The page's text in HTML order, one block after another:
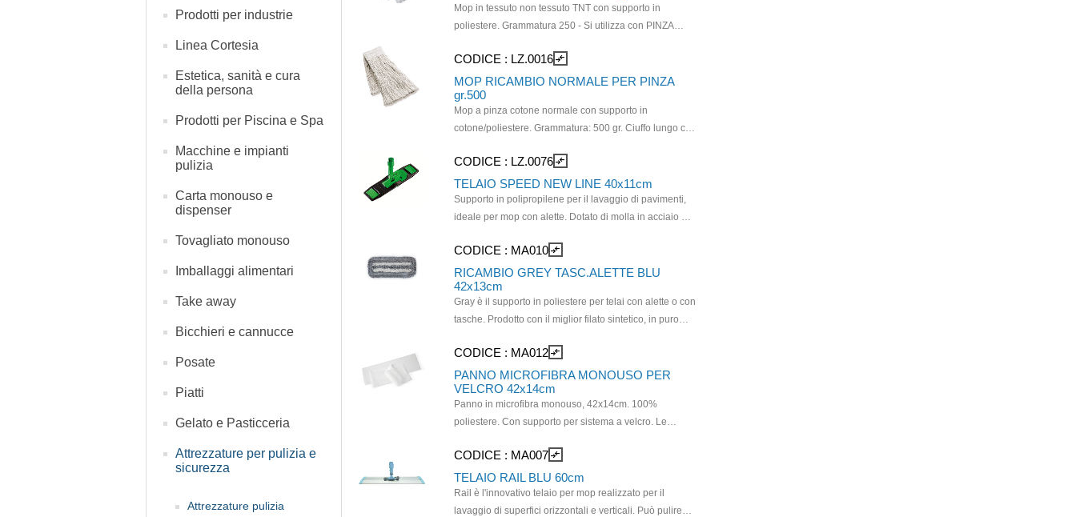
Prodotti per industrie
Linea Cortesia
Estetica, sanità e cura
della persona
Prodotti per Piscina e Spa
Macchine e impianti
pulizia
Carta monouso e
dispenser
Tovagliato monouso
Imballaggi alimentari
Take away
Bicchieri e cannucce
Posate
Piatti
Gelato e Pasticceria
Attrezzature per pulizia e
sicurezza
Attrezzature pulizia
strizzatura. Da utilizzare con 4047 - LZ.0015 - LZ.0016 -
CCC0168 - MOR0008.
Mop in tessuto non tessuto TNT con supporto in
poliestere. Grammatura 250 - Si utilizza con PINZA
CODICE : LZ.0016 compare_arrows
MOP RICAMBIO NORMALE PER PINZA
gr.500
Mop a pinza cotone normale con supporto in
cotone/poliestere. Grammatura: 500 gr. Ciuffo lungo cm
codice MA.0012 e manico a scelta.
CODICE : LZ.0076 compare_arrows
TELAIO SPEED NEW LINE 40x11cm
Supporto in polipropilene per il lavaggio di pavimenti,
ideale per mop con alette. Dotato di molla in acciaio per
strizzatura senza contatto manuale e alta resistenza
all'uso. Si presta bene anche a raggiungere gli angoli
più difficili. Telaio per sistema CLIPPER MOP - mis. cm
40 x 11- Sterilizzabile in Autoclave - manico escluso - si
utilizza con QBA0035 - QBA0046 - MA624 - MA010.
CODICE : MA010 compare_arrows
RICAMBIO GREY TASC.ALETTE BLU
42x13cm
Gray è il supporto in poliestere per telai con alette o con
tasche. Prodotto con il miglior filato sintetico, in puro
alto e medio rischio che per le pulizie quotidiane di
pavimenti in resina e linoleum. Può essere lavato in
macchina fino a cicli di 90° per circa 500 lavaggi Da
utilizzare con telaio MA622 oppure LZ.0076.
CODICE : MA012 compare_arrows
PANNO MICROFIBRA MONOUSO PER
VELCRO 42x14cm
Panno in microfibra monouso, 42x14cm. 100%
poliestere. Con supporto per sistema a velcro. Le
risultati ottimali in termini di pulizia. Ha una maggiore
superficie pulente rispetto ai sistemi tradizionali a
mano. Compatibile con telaio MA610.
CODICE : MA007 compare_arrows
TELAIO RAIL BLU 60cm
Rail è l'innovativo telaio per mop realizzato per il
lavaggio di superfici orizzontali e verticali. Può pulire